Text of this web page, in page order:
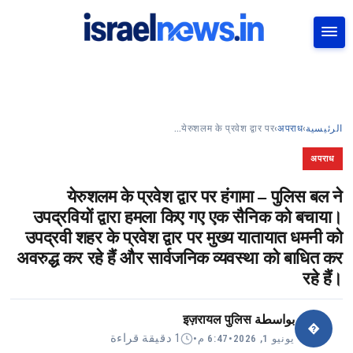
الرئيسية›
अपराध
›
येरुशलम के प्रवेश द्वार पर…
अपराध
येरुशलम के प्रवेश द्वार पर हंगामा – पुलिस बल ने
उपद्रवियों द्वारा हमला किए गए एक सैनिक को बचाया।
उपद्रवी शहर के प्रवेश द्वार पर मुख्य यातायात धमनी को
अवरुद्ध कर रहे हैं और सार्वजनिक व्यवस्था को बाधित कर
रहे हैं।
�
بواسطةइज़रायल पुलिस
يونيو 1, 2026 • 6:47 م • 1 دقيقة قراءة